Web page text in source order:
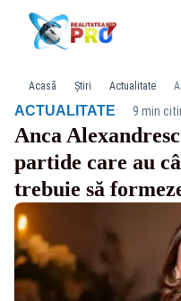
Acasă Știri Actualitate
ACTUALITATE· 9 min
Anca
partide care au
trebuie să